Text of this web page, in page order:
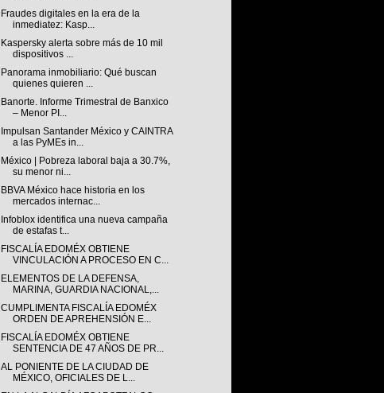
Fraudes digitales en la era de la
inmediatez: Kasp...
Kaspersky alerta sobre más de 10 mil
dispositivos ...
Panorama inmobiliario: Qué buscan
quienes quieren ...
Banorte. Informe Trimestral de Banxico
– Menor PI...
Impulsan Santander México y CAINTRA
a las PyMEs in...
México | Pobreza laboral baja a 30.7%,
su menor ni...
BBVA México hace historia en los
mercados internac...
Infoblox identifica una nueva campaña
de estafas t...
FISCALÍA EDOMÉX OBTIENE
VINCULACIÓN A PROCESO EN C...
ELEMENTOS DE LA DEFENSA,
MARINA, GUARDIA NACIONAL,...
CUMPLIMENTA FISCALÍA EDOMÉX
ORDEN DE APREHENSIÓN E...
FISCALÍA EDOMÉX OBTIENE
SENTENCIA DE 47 AÑOS DE PR...
AL PONIENTE DE LA CIUDAD DE
MÉXICO, OFICIALES DE L...